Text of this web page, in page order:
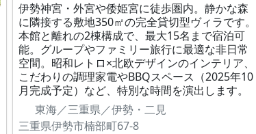
伊勢神宮・外宮や倭姫宮に徒歩圏内。静かな森
に隣接する敷地350㎡の完全貸切型ヴィラです。
本館と離れの2棟構成で、最大15名まで宿泊可
能。グループやファミリー旅行に最適な非日常
空間。昭和レトロ×北欧デザインのインテリア、
こだわりの調理家電やBBQスペース（2025年10
月完成予定）など、特別な時間を演出します。
東海／三重県／伊勢・二見
三重県伊勢市楠部町67-8